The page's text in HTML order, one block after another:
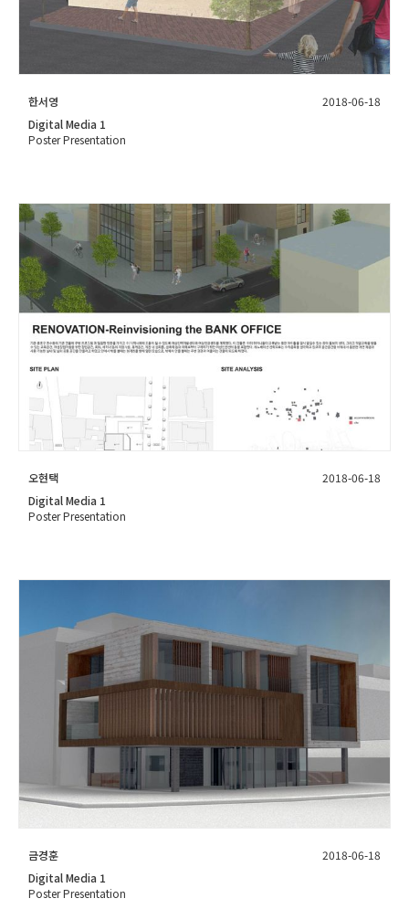
한서영
2018-06-18
Digital Media 1
Poster Presentation
오현택
2018-06-18
Digital Media 1
Poster Presentation
금경훈
2018-06-18
Digital Media 1
Poster Presentation